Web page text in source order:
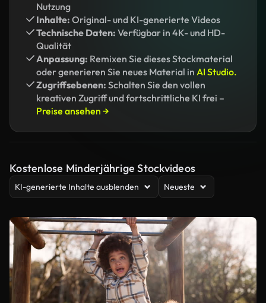
Nutzung
Inhalte: Original- und KI-generierte Videos
Technische Daten: Verfügbar in 4K- und HD-
Qualität
Anpassung: Remixen Sie dieses Stockmaterial
oder generieren Sie neues Material in AI Studio.
Zugriffsebenen: Schalten Sie den vollen
kreativen Zugriff und fortschrittliche KI frei –
Preise ansehen →
Kostenlose Minderjährige Stockvideos
KI-generierte Inhalte ausblenden Neueste